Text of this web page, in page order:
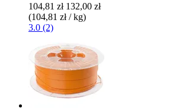
104,81 zł 132,00 zł
(104,81 zł / kg)
3.0 (2)